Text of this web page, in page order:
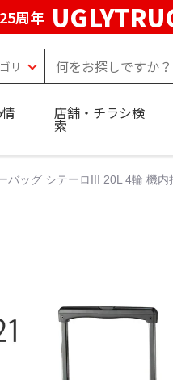
周年
店舗・チラシ検
索
バッグ シテーロIII 20L 4輪 機